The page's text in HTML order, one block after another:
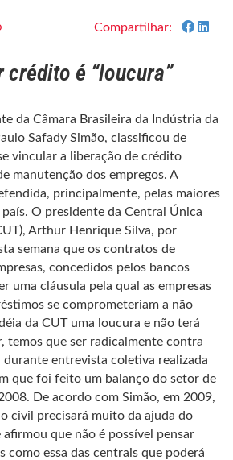
Compartilhar:
crédito é “loucura”
da Câmara Brasileira da Indústria da
Safady Simão, classificou de
vincular a liberação de crédito
manutenção dos empregos. A
principalmente, pelas maiores
O presidente da Central Única
Arthur Henrique Silva, por
semana que os contratos de
concedidos pelos bancos
uma cláusula pela qual as empresas
se comprometeriam a não
da CUT uma loucura e não terá
temos que ser radicalmente contra
durante entrevista coletiva realizada
que foi feito um balanço do setor de
De acordo com Simão, em 2009,
civil precisará muito da ajuda do
que não é possível pensar
como essa das centrais que poderá